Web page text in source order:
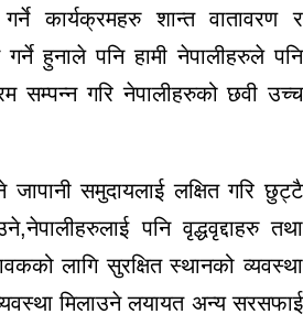
कार्यक्रमहरु शान्त वातावरण र
हुनाले पनि हामी नेपालीहरुले पनि
सम्पन्न गरि नेपालीहरुको छवी उच्च
जापानी समुदायलाई लक्षित गरि छुट्टै
पनि वृद्धवृद्दाहरु तथा
लागि सुरक्षित स्थानको व्यवस्था
मिलाउने लयायत अन्य सरसफाई